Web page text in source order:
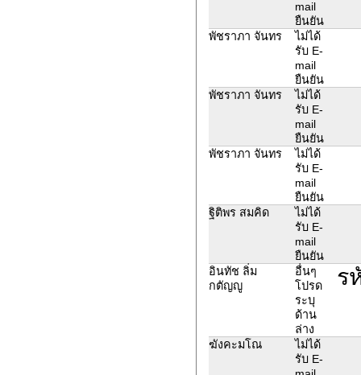
mail
ยืนยัน
พัชราภา จันทร
ไม่ได้
รับ E-
mail
ยืนยัน
พัชราภา จันทร
ไม่ได้
รับ E-
mail
ยืนยัน
พัชราภา จันทร
ไม่ได้
รับ E-
mail
ยืนยัน
ฐิติพร สมคิด
ไม่ได้
รับ E-
mail
ยืนยัน
อินทัช ลิ่ม
กตัญญู
อื่นๆ
โปรด
ระบุ
ด้าน
ล่าง
ร
ฆังคะมโณ
ไม่ได้
รับ E-